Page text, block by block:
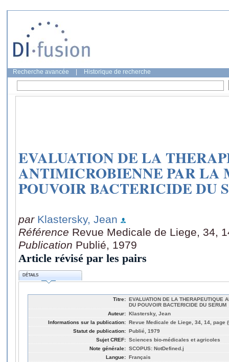
Recherche avancée Historique de recherche
EVALUATION DE LA
ANTIMICROBIENNE PAR LA
POUVOIR BACTERICIDE DU
par Klastersky, Jean
Référence Revue Medicale de Liege, 34,
Publication Publié, 1979
Article révisé par les pairs
DÉTAILS
Titre: EVALUATION DE LA THERAPEUTIQUE
DU POUVOIR BACTERICIDE DU SERUM
Auteur: Klastersky, Jean
Informations sur la publication: Revue Medicale de Liege, 34, 14, page
Statut de publication: Publié, 1979
Sujet CREF: Sciences bio-médicales et agricoles
Note générale: SCOPUS: NotDefined.j
Langue: Français